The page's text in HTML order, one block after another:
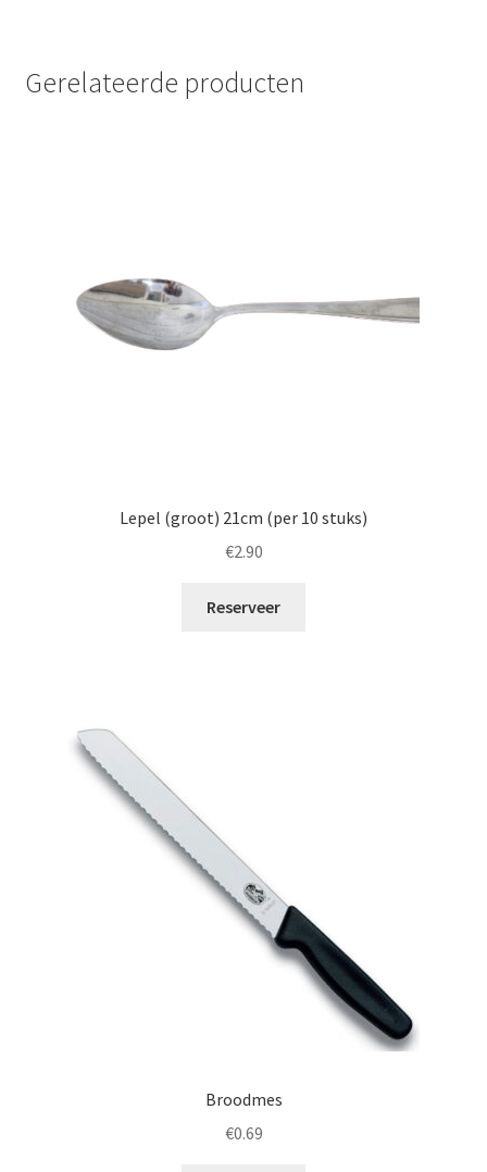
Gerelateerde producten
Lepel (groot) 21cm (per 10 stuks)
€2.90
Reserveer
Broodmes
€0.69